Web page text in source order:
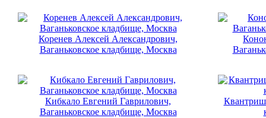
Коренев Алексей Александрович,
Ваганьковское кладбище, Москва
Кибкало Евгений Гаврилович,
Ваганьковское кладбище, Москва